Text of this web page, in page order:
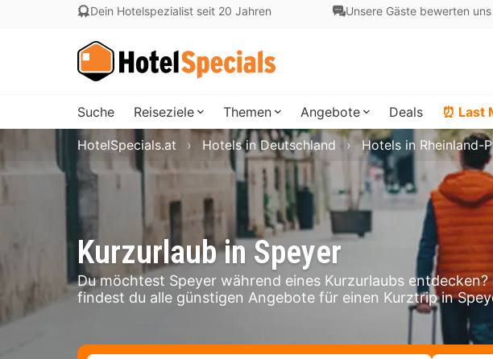
Dein Hotelspezialist seit 20 Jahren Unsere Gäste bewerten
Suche Reiseziele Themen Angebote Deals ⏰ Last
Kurzurlaub in Speyer
Du möchtest Speyer während eines Kurzurlaubs
findest du alle günstigen Angebote für einen Kurztrip in
HotelSpecials.at Hotels in Deutschland Hotels in Rheinland-